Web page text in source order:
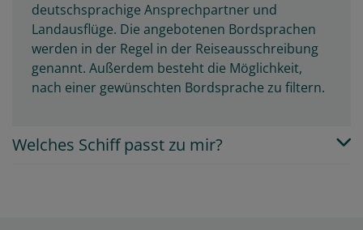
deutschsprachige Ansprechpartner und
Landausflüge. Die angebotenen Bordsprachen
werden in der Regel in der Reiseausschreibung
genannt. Außerdem besteht die Möglichkeit,
nach einer gewünschten Bordsprache zu filtern.
Welches Schiff passt zu mir?